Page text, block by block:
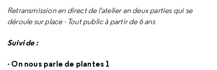
Retransmission en direct de l'atelier en deux parties qui se
déroule sur place - Tout public à partir de 6 ans
Suivi de :
- On nous parle de plantes 1